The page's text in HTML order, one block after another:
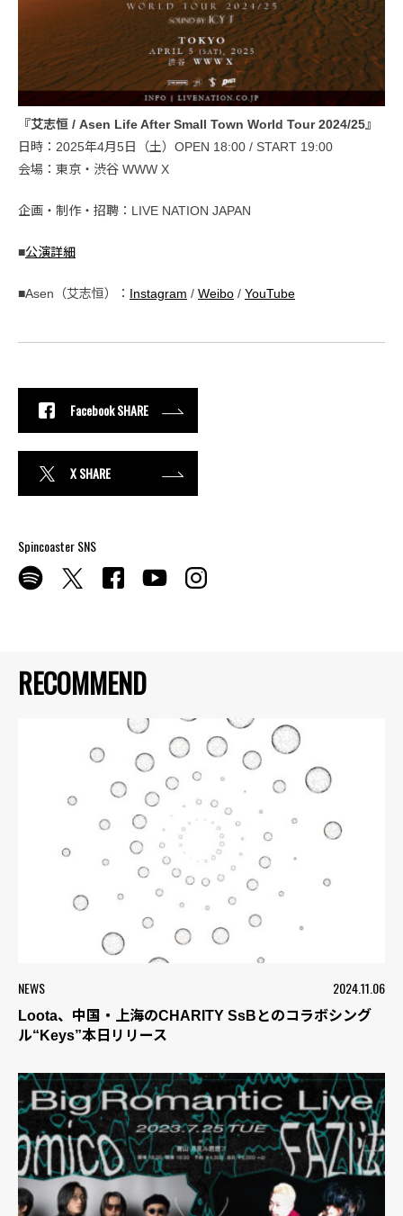
RECOMMEND
NEWS 2024.11.06
Loota、中国・上海のCHARITY SsBとのコラボシング
ル“Keys”本日リリース
『艾志恒 / Asen Life After Small Town World Tour 2024/25』
日時：2025年4月5日（土）OPEN 18:00 / START 19:00
会場：東京・渋谷 WWW X
企画・制作・招聘：LIVE NATION JAPAN
■公演詳細
■Asen（艾志恒）： Instagram / Weibo / YouTube
Facebook SHARE
X SHARE
Spincoaster SNS